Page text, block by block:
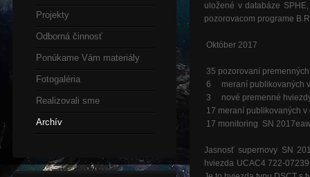
Projekty
Odborná činnosť
Ponúkame Vám materiály
Fotogaléria
Realizovali sme
Archív
uložené v databáze
pozorovacom programe
Október 2017
35 pozorovaní
6
meraní publikovaných
3
nové premenné
17 meraní publikovaných v
17 monitoring SN
Jasnosť supernovy SN
hviezda UCAC4 722-